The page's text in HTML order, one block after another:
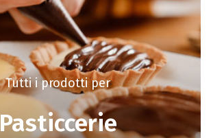
Tutti i prodotti per
Pasticcerie